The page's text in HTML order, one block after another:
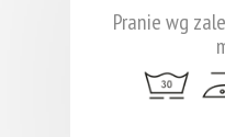
Pranie wg